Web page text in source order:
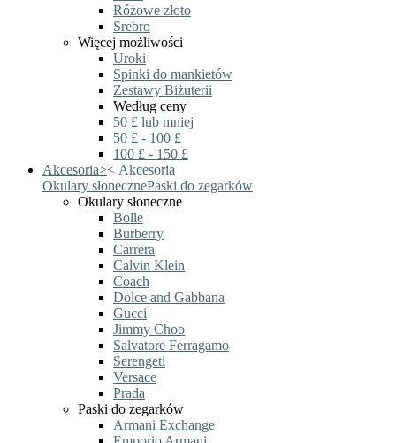
Różowe złoto
Srebro
Więcej możliwości
Uroki
Spinki do mankietów
Zestawy Biżuterii
Według ceny
50 £ lub mniej
50 £ - 100 £
100 £ - 150 £
Akcesoria>< Akcesoria
Okulary słonecznePaski do zegarków
Okulary słoneczne
Bolle
Burberry
Carrera
Calvin Klein
Coach
Dolce and Gabbana
Gucci
Jimmy Choo
Salvatore Ferragamo
Serengeti
Versace
Prada
Paski do zegarków
Armani Exchange